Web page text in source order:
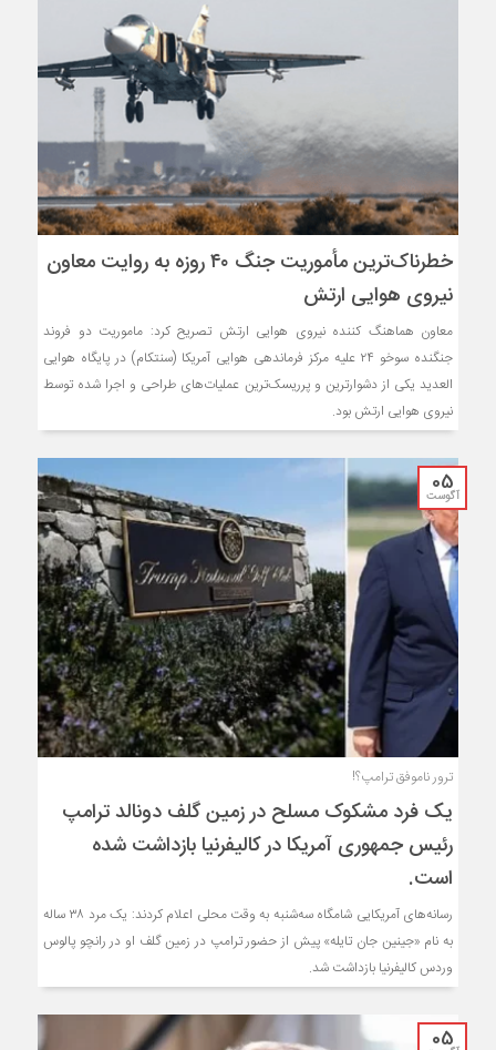
خطرناک‌ترین مأموریت جنگ ۴۰ روزه به روایت معاون
نیروی هوایی ارتش
معاون هماهنگ کننده نیروی هوایی ارتش تصریح کرد: ماموریت دو فروند
جنگنده سوخو ۲۴ علیه مرکز فرماندهی هوایی آمریکا (سنتکام) در پایگاه هوایی
العدید یکی از دشوارترین و پرریسک‌ترین عملیات‌های طراحی و اجرا شده توسط
نیروی هوایی ارتش بود.
05
آگوست
ترور ناموفق ترامپ؟!
یک فرد مشکوک مسلح در زمین گلف دونالد ترامپ
رئیس جمهوری آمریکا در کالیفرنیا بازداشت شده
است.
رسانه‌های آمریکایی شامگاه سه‌شنبه به وقت محلی اعلام کردند: یک مرد ۳۸ ساله
به نام «جینین جان تایله» پیش از حضور ترامپ در زمین گلف او در رانچو پالوس
وردس کالیفرنیا بازداشت شد.
05